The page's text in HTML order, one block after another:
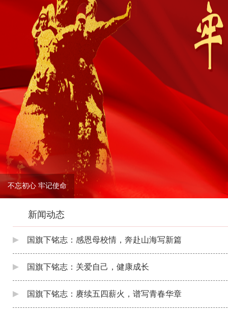
不忘初心 牢记使命
新闻动态
国旗下铭志：感恩母校情，奔赴山海写新篇
国旗下铭志：关爱自己，健康成长
国旗下铭志：赓续五四薪火，谱写青春华章